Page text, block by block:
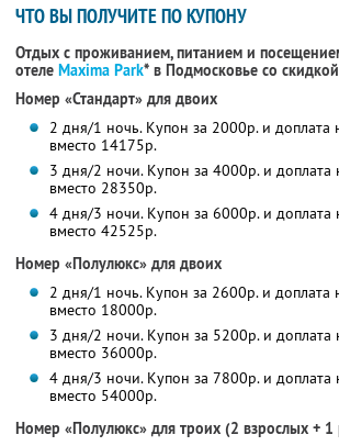
ЧТО ВЫ ПОЛУЧИТЕ ПО КУПОНУ
Отдых с проживанием, питанием и
отеле Maxima Park* в Подмосковье со
Номер «Стандарт» для двоих
2 дня/1 ночь. Купон за 2000р. и доплата
вместо 14175р.
3 дня/2 ночи. Купон за 4000р. и доплата
вместо 28350р.
4 дня/3 ночи. Купон за 6000р. и доплата
вместо 42525р.
Номер «Полулюкс» для двоих
2 дня/1 ночь. Купон за 2600р. и доплата
вместо 18000р.
3 дня/2 ночи. Купон за 5200р. и доплата
вместо 36000р.
4 дня/3 ночи. Купон за 7800р. и доплата
вместо 54000р.
Номер «Полулюкс» для троих (2 взрослых + 1